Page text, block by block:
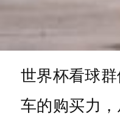
世界杯看球
车的购买力